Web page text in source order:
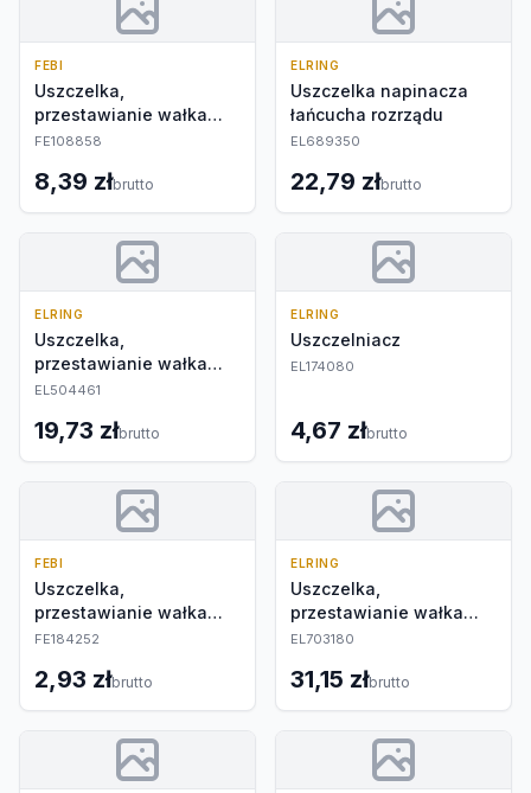
FEBI
Uszczelka,
przestawianie wałka
rozrządu
FE108858
8,39 złbrutto
ELRING
Uszczelka napinacza
łańcucha rozrządu
EL689350
22,79 złbrutto
ELRING
Uszczelka,
przestawianie wałka
rozrządu
EL504461
19,73 złbrutto
ELRING
Uszczelniacz
EL174080
4,67 złbrutto
FEBI
Uszczelka,
przestawianie wałka
rozrządu
FE184252
2,93 złbrutto
ELRING
Uszczelka,
przestawianie wałka
rozrządu
EL703180
31,15 złbrutto